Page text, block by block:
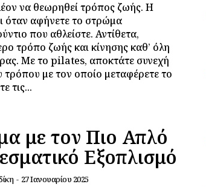
να θεωρηθεί τρόπος ζωής. Η
όταν αφήνετε το στρώμα
που αθλείστε. Αντίθετα,
τρόπο ζωής και κίνησης καθ’ όλη
Με το pilates, αποκτάτε συνεχή
τρόπου με τον οποίο μεταφέρετε το
τις...
με τον Πιο Απλό
Εξοπλισμό
- 27 Ιανουαρίου 2025